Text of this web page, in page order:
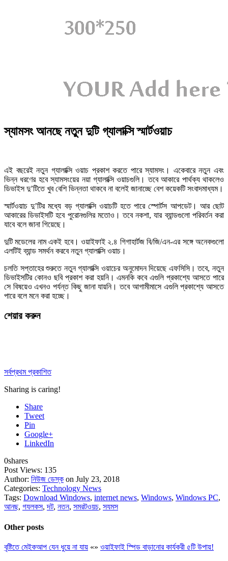
স্যামসং আনছে নতুন দুটি গ্যালাক্সি স্মার্টওয়াচ
এই বছরেই নতুন গ্যালাক্সি ওয়াচ প্রকাশ করতে পারে স্যামসং। একেবারে নতুন এবং
ভিন্ন ধরণের হবে স্যামসংয়ের নয়া গ্যালাক্সি ওয়াচগুলি। তবে আকারে পার্থক্য থাকলেও
ডিভাইস দু’টিতে খুব বেশি ভিন্নতা থাকবে না বলেই জানাচ্ছে বেশ কয়েকটি সংবাদমাধ্যম।
স্মার্টওয়াচ দু’টির মধ্যে বড় গ্যালাক্সি ওয়াচটি হতে পারে স্পোর্টস আপডেট। আর ছোট
আকারের ডিভাইসটি হবে পুরোনগুলির মতোও। তবে নকশা, যার ব্যান্ডগুলো পরিবর্তন করা
যাবে বলে জানা গিয়েছে।
দুটি মডেলের নাম একই হবে। ওয়াইফাই ২.৪ গিগাহার্টজ বি/জি/এন-এর সঙ্গে অনেকগুলো
এলটিই ব্যান্ড সমর্থন করবে নতুন গ্যালাক্সি ওয়াচ।
চলতি সপ্তাহের শুরুতে নতুন গ্যালাক্সি ওয়াচের অনুমোদন দিয়েছে এফসিসি। তবে, নতুন
ডিভাইসটির কোনও ছবি প্রকাশ করা হয়নি। এমনকি কবে এগুলি প্রকাশ্যে আসতে পারে
সে বিষয়েও এখনও পর্যন্ত কিছু জানা যায়নি। তবে আগামীমাসে এগুলি প্রকাশ্যে আসতে
পারে বলে মনে করা হচ্ছে।
শেয়ার করুন
সর্বপ্রথম প্রকাশিত
Sharing is caring!
Share
Tweet
Pin
Google+
LinkedIn
0shares
Post Views: 135
Author: নিউজ ডেস্ক on July 23, 2018
Categories: Technology News
Tags: Download Windows, internet news, Windows, Windows PC,
আনছ, গযলকস,দট, নতন, সমরটওয়চ, সযমস
Other posts
বৃষ্টিতে মেইকআপ যেন ধুয়ে না যায় «» ওয়াইফাই স্পিড বাড়ানোর কার্যকরী ৫টি উপায়!